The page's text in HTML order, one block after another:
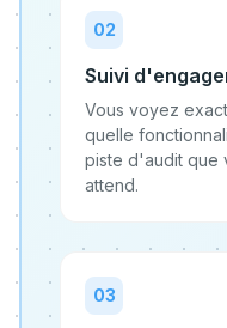
02
Suivi
Vous voyez
quelle
piste d'audit que
attend.
03